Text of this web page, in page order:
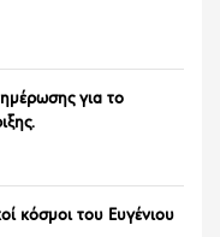
για το
κόσμοι του Ευγένιου